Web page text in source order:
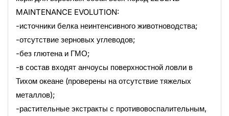
MAINTENANCE EVOLUTION:
-источники белка неинтенсивного животноводства;
-отсутствие зерновых углеводов;
-без глютена и ГМО;
-в состав входят анчоусы поверхностной ловли в
Тихом океане (проверены на отсутствие тяжелых
металлов);
-растительные экстракты с противовоспалительным,